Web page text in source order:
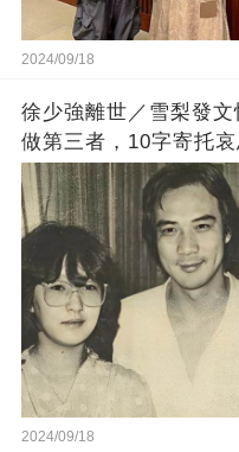
2024/09/18
徐少強離世／雪梨發
做第三者，10字寄托
2024/09/18